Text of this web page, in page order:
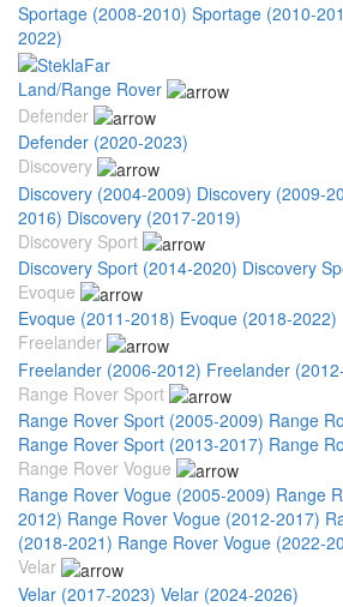
Sportage (2008-2010) Sportage (2010-
2022)
Land/Range Rover
Defender
Defender (2020-2023)
Discovery
Discovery (2004-2009) Discovery (2009-
2016) Discovery (2017-2019)
Discovery Sport
Discovery Sport (2014-2020) Discovery
Evoque
Evoque (2011-2018) Evoque (2018-2022)
Freelander
Freelander (2006-2012) Freelander
Range Rover Sport
Range Rover Sport (2005-2009) Range
Range Rover Sport (2013-2017) Range
Range Rover Vogue
Range Rover Vogue (2005-2009) Range
2012) Range Rover Vogue (2012-2017)
(2018-2021) Range Rover Vogue (2022-
Velar
Velar (2017-2023) Velar (2024-2026)